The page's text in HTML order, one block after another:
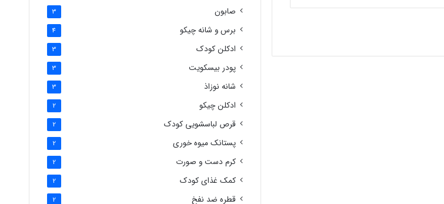
صابون 3
برس و شانه چیکو 4
ادکلن کودک 3
پودر بیسکویت 3
شانه نوزاذ 3
ادکلن چیکو 2
قرص لباسشویی کودک 2
پستانک میوه خوری 2
کرم دست و صورت 2
کمک غذای کودک 2
قطره ضد نفخ 2